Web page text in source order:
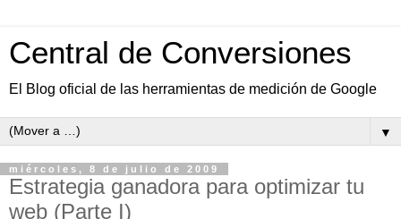
Central de Conversiones
El Blog oficial de las herramientas de medición de Google
▼
miércoles, 8 de julio de 2009
Estrategia ganadora para optimizar tu
web (Parte I)